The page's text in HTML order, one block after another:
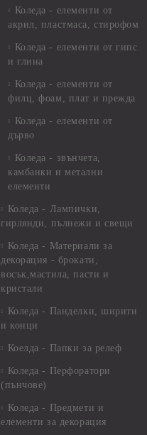
Коледа - елементи от
акрил, пластмаса, стирофом
Коледа - елементи от гипс
и глина
Коледа - елементи от
филц, фоам, плат и прежда
Коледа - елементи от
дърво
Коледа - звънчета,
камбанки и метални
елементи
Коледа - Лампички,
гирлянди, пълнежи и свещи
Коледа - Материали за
декорация - брокати,
восък,мастила, пасти и
кристали
Коледа - Панделки, ширити
и конци
Коелда - Папки за релеф
Коледа - Перфоратори
(пънчове)
Коледа - Предмети и
елементи за декорация